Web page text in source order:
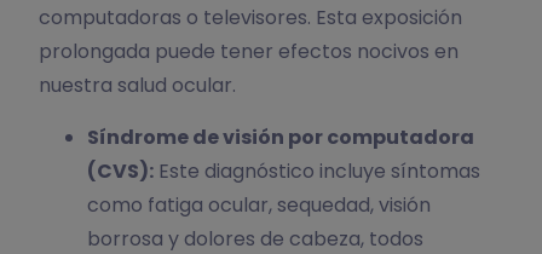
computadoras o televisores. Esta exposición
prolongada puede tener efectos nocivos en
nuestra salud ocular.
Síndrome de visión por computadora
(CVS): Este diagnóstico incluye síntomas
como fatiga ocular, sequedad, visión
borrosa y dolores de cabeza, todos